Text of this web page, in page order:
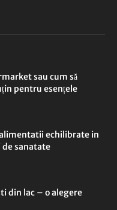
sau cum să
pentru esențele
echilibrate in
sanatate
din lac – o alegere